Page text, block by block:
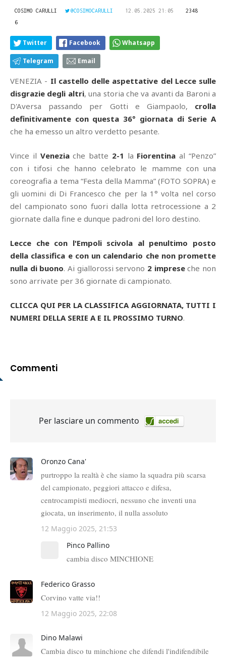
COSIMO CARULLI @COSIMOCARULLI 12.05.2025 21:05
2348
6
Twitter Facebook Whatsapp
Telegram Email
VENEZIA - Il castello delle aspettative del Lecce sulle
disgrazie degli altri, una storia che va avanti da Baroni a
D'Aversa passando per Gotti e Giampaolo, crolla
definitivamente con questa 36° giornata di Serie A
che ha emesso un altro verdetto pesante.
Vince il Veneziache batte 2-1 la Fiorentina al “Penzo”
con i tifosi che hanno celebrato le mamme con una
coreografia a tema “Festa della Mamma” (FOTO SOPRA) e
gli uomini di Di Francesco che per la 1° volta nel corso
del campionato sono fuori dalla lotta retrocessione a 2
giornate dalla fine e dunque padroni del loro destino.
Lecce che con l'Empoli scivola al penultimo posto
della classifica e con un calendario che non promette
nulla di buono. Ai giallorossi servono 2 impreseche non
sono arrivate per 36 giornate di campionato.
CLICCA QUI PER LA CLASSIFICA AGGIORNATA, TUTTI I
NUMERI DELLA SERIE A E IL PROSSIMO TURNO.
Commenti